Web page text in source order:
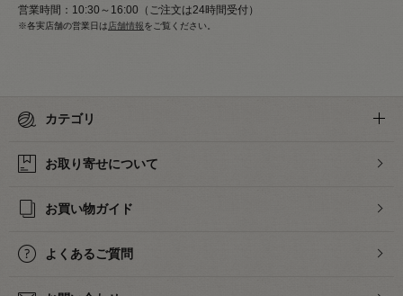
営業時間：10:30～16:00（ご注文は24時間受付）
※各実店舗の営業日は 店舗情報をご覧ください。
カテゴリ
お取り寄せについて
お買い物ガイド
よくあるご質問